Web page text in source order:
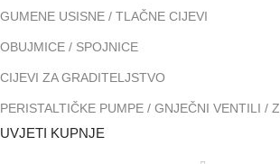
GUMENE USISNE / TLAČNE CIJEVI
OBUJMICE / SPOJNICE
CIJEVI ZA GRADITELJSTVO
PERISTALTIČKE PUMPE / GNJEČNI VENTILI /
UVJETI KUPNJE